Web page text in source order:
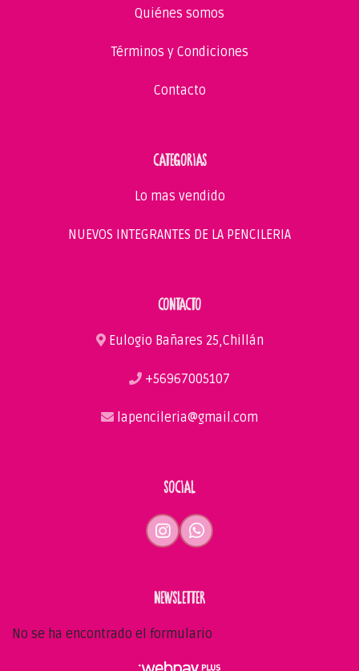
Quiénes somos
Términos y Condiciones
Contacto
CATEGORIAS
Lo mas vendido
NUEVOS INTEGRANTES DE LA PENCILERIA
CONTACTO
Eulogio Bañares 25,Chillán
+56967005107
lapencileria@gmail.com
SOCIAL
NEWSLETTER
No se ha encontrado el formulario